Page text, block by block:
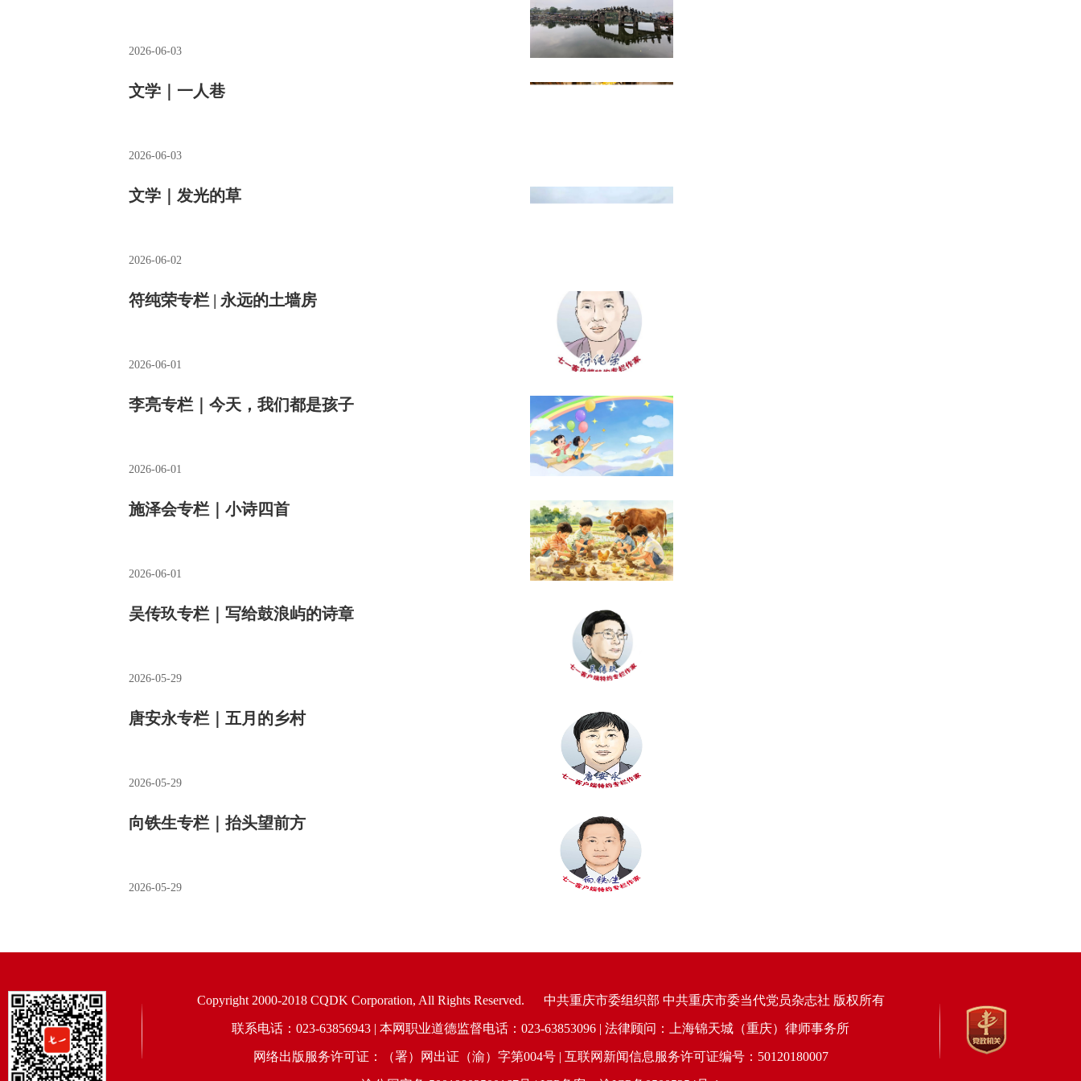
2026-06-03
文学｜一人巷
2026-06-03
文学｜发光的草
2026-06-02
符纯荣专栏 | 永远的土墙房
2026-06-01
李亮专栏｜今天，我们都是孩子
2026-06-01
施泽会专栏｜小诗四首
2026-06-01
吴传玖专栏｜写给鼓浪屿的诗章
2026-05-29
唐安永专栏｜五月的乡村
2026-05-29
向铁生专栏｜抬头望前方
2026-05-29
Copyright 2000-2018 CQDK Corporation, All Rights Reserved. 中共重庆市委组织部 中共重庆市委当代党员杂志社 版权所有
联系电话：023-63856943 | 本网职业道德监督电话：023-63853096 | 法律顾问：上海锦天城（重庆）律师事务所
网络出版服务许可证：（署）网出证（渝）字第004号 | 互联网新闻信息服务许可证编号：50120180007